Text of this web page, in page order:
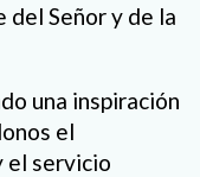
del Señor y de la
una inspiración
el
el servicio